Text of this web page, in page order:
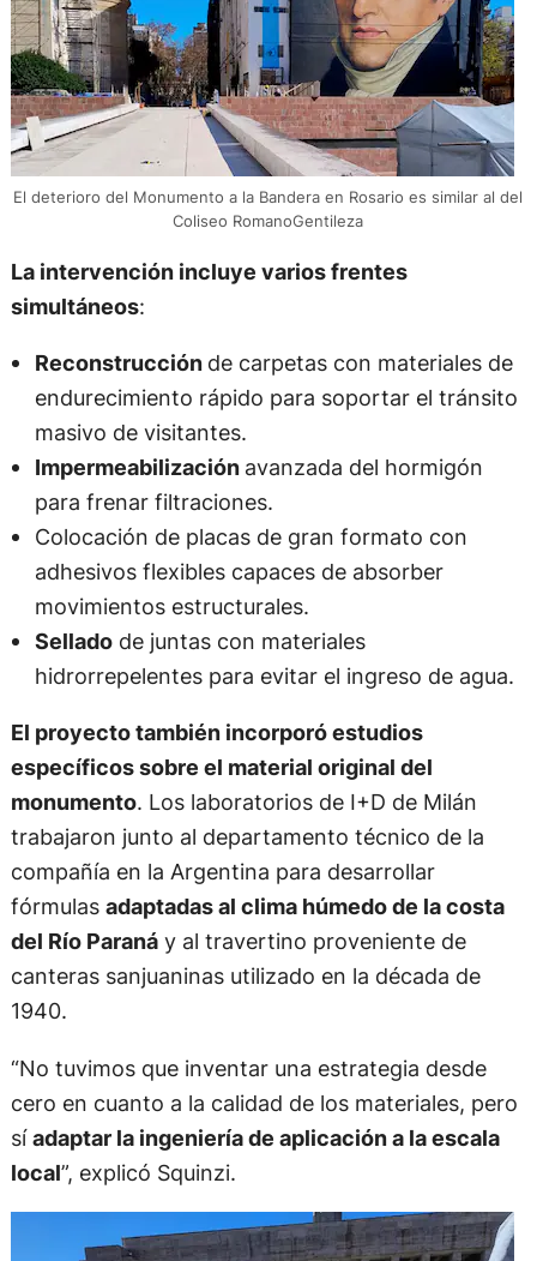
El deterioro del Monumento a la Bandera en Rosario es similar al del
Coliseo RomanoGentileza
La intervención incluye varios frentes
simultáneos:
Reconstrucción de carpetas con materiales de
endurecimiento rápido para soportar el tránsito
masivo de visitantes.
Impermeabilización avanzada del hormigón
para frenar filtraciones.
Colocación de placas de gran formato con
adhesivos flexibles capaces de absorber
movimientos estructurales.
Selladode juntas con materiales
hidrorrepelentes para evitar el ingreso de agua.
El proyecto también incorporó estudios
específicos sobre el material original del
monumento. Los laboratorios de I+D de Milán
trabajaron junto al departamento técnico de la
compañía en la Argentina para desarrollar
fórmulas adaptadas al clima húmedo de la costa
del Río Paranáy al travertino proveniente de
canteras sanjuaninas utilizado en la década de
1940.
“No tuvimos que inventar una estrategia desde
cero en cuanto a la calidad de los materiales, pero
síadaptar la ingeniería de aplicación a la escala
local”, explicó Squinzi.